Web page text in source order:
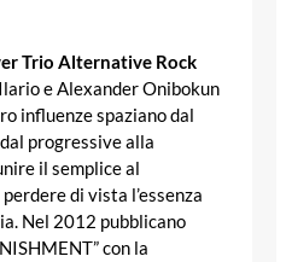
Trio Alternative Rock
e Alexander Onibokun
influenze spaziano dal
progressive alla
il semplice al
di vista l’essenza
Nel 2012 pubblicano
con la